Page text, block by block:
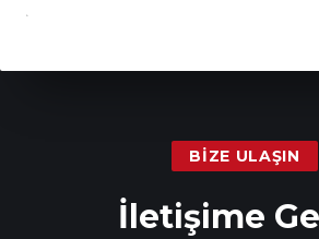
BIZE ULAŞIN
İletişime